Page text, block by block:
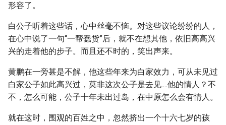
形容了。
白公子听着这些话，心中丝毫不恼。对这些议论纷纷的人，
在心中说了一句“一帮蠢货”后，就不在想其他，依旧高高兴
兴的走着他的步子。而且还不时的，笑出声来。
黄鹏在一旁甚是不解，他这些年来为白家效力，可从未见过
白家公子如此高兴过，莫非这次公子是去见....他的情人？不
不，怎么可能，公子十年未出过岛，在中原怎么会有情人。
就在这时，围观的百姓之中，忽然挤出一个十六七岁的孩